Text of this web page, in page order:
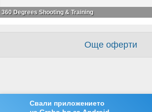
Свали приложението
360 Degrees Shooting & Training
Още оферти